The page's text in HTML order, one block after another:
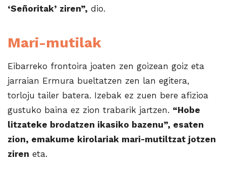
‘Señoritak’ ziren”, dio.
Mari-mutilak
Eibarreko frontoira joaten zen goizean goiz eta
jarraian Ermura bueltatzen zen lan egitera,
torloju tailer batera. Izebak ez zuen bere afizioa
gustuko baina ez zion trabarik jartzen. “Hobe
litzateke brodatzen ikasiko bazenu”, esaten
zion, emakume kirolariak mari-mutiltzat jo­tzen
ziren eta.